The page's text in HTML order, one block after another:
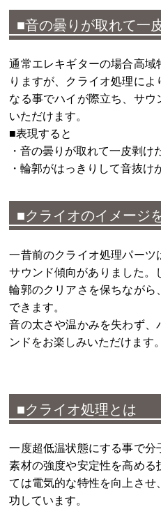
■音の曇りが取れて一
通常エレキギターの場合高
りますが、クライオ処理によ
なる事でハイが際立ち、サ
いただけます。
■表現すると
・音の曇りが取れて一皮剥け
・輪郭がはっきりして音抜け
■クライオのイメージ
一昔前のクライオ処理パーツ
サウンド傾向がありました
輪郭のクリアさを保ちながら
できます。
音の太さや温かみを失わず、
ンドをお楽しみいただけます。
■クライオ処理とは
一度超低温状態にする事で分
素材の強度や安定性を高める
ては電気的な特性を向上さ
功しています。